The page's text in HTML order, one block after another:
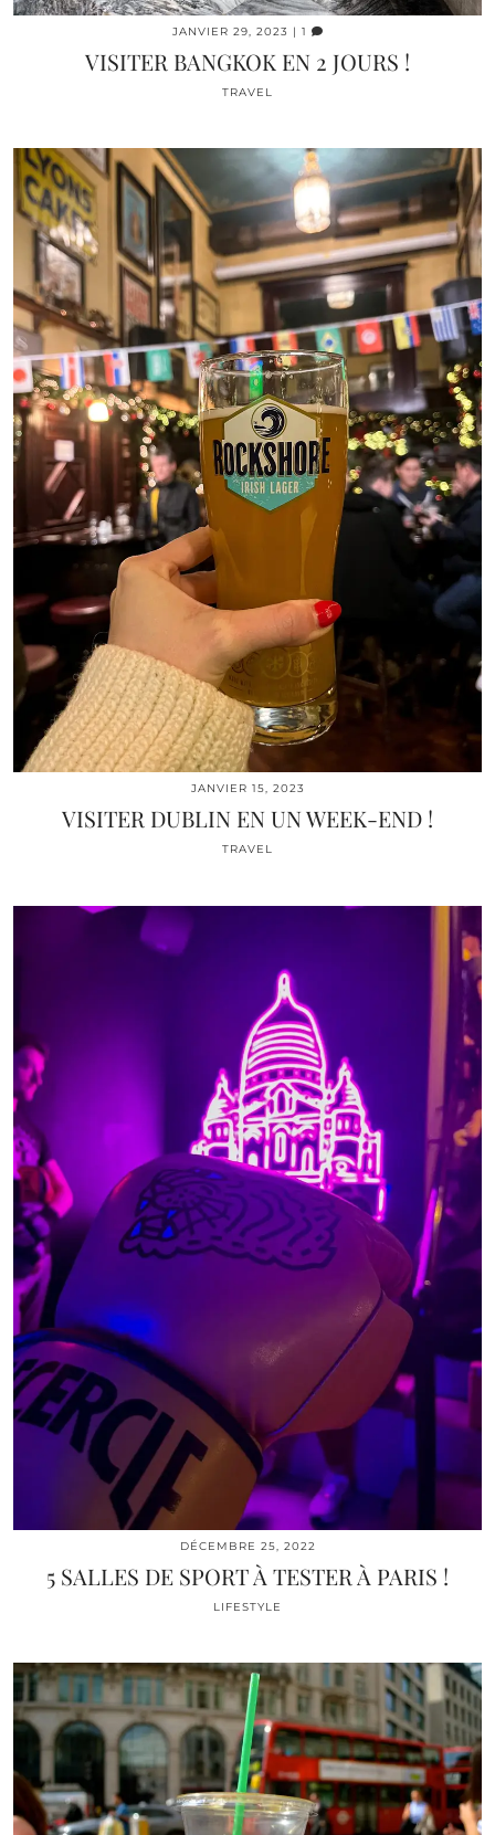
JANVIER 29, 2023 | 1
VISITER BANGKOK EN 2 JOURS !
TRAVEL
JANVIER 15, 2023
VISITER DUBLIN EN UN WEEK-END !
TRAVEL
DÉCEMBRE 25, 2022
5 SALLES DE SPORT À TESTER À PARIS !
LIFESTYLE